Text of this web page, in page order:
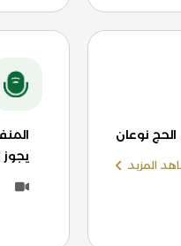
الحج نوعان
المزيد